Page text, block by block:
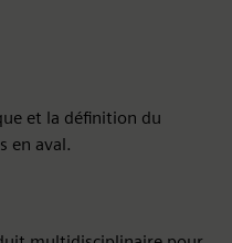
et la définition du
en aval.